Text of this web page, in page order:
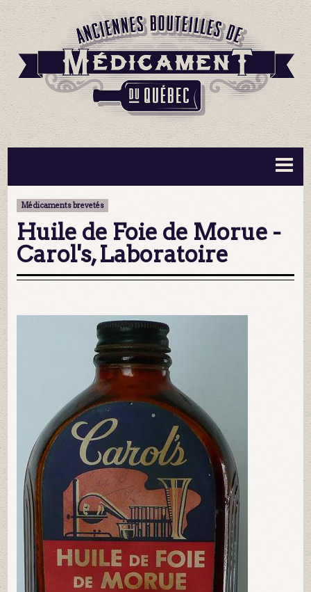
BOUTEILLES ▼
MA COLLECTION
CONTACT
Médicaments brevetés
Huile de Foie de Morue -
Carol's, Laboratoire